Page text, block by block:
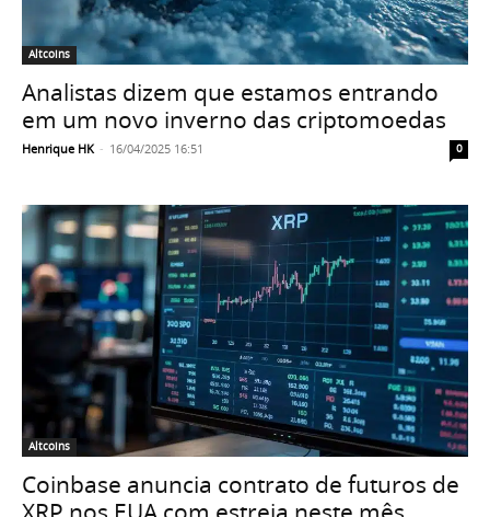
Altcoins
Analistas dizem que estamos entrando
em um novo inverno das criptomoedas
Henrique HK - 16/04/2025 16:51 0
Altcoins
Coinbase anuncia contrato de futuros de